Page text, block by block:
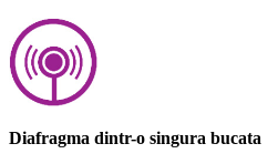
Diafragma dintr-o singura bucata